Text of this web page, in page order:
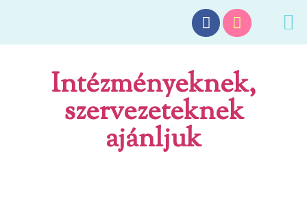
Intézményeknek,
szervezeteknek
ajánljuk